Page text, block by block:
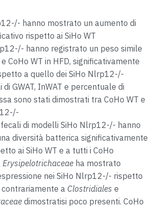
hanno mostrato un aumento di
rispetto ai SiHo WT
hanno registrato un peso simile
e CoHo WT in HFD, significativamente
a quello dei SiHo Nlrp12-/-
di GWAT, InWAT e percentuale di
sono stati dimostrati tra CoHo WT e
di modelli SiHo Nlrp12-/- hanno
diversità batterica significativamente
ai SiHo WT e a tutti i CoHo
Erysipelotrichaceae ha mostrato
nei SiHo Nlrp12-/- rispetto
contrariamente a Clostridiales e
dimostratisi poco presenti. CoHo